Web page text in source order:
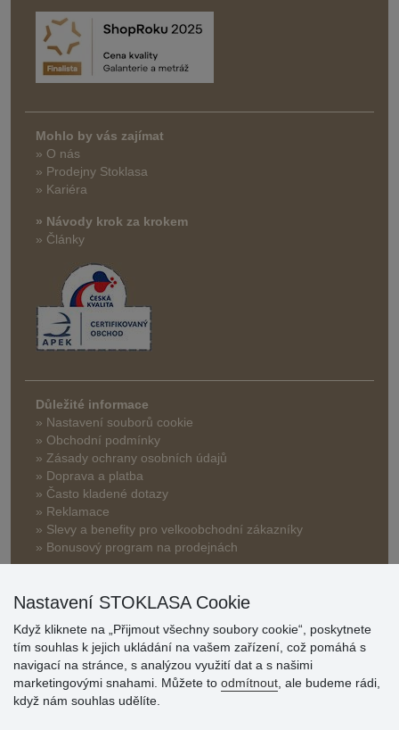
Mohlo by vás zajímat
» O nás
» Prodejny Stoklasa
» Kariéra
» Návody krok za krokem
» Články
Důležité informace
» Nastavení souborů cookie
» Obchodní podmínky
» Zásady ochrany osobních údajů
» Doprava a platba
» Často kladené dotazy
» Reklamace
» Slevy a benefity pro velkoobchodní zákazníky
» Bonusový program na prodejnách
Hodnocení
zákazníků
Nastavení STOKLASA Cookie
Když kliknete na „Přijmout všechny soubory cookie“, poskytnete
tím souhlas k jejich ukládání na vašem zařízení, což pomáhá s
navigací na stránce, s analýzou využití dat a s našimi
marketingovými snahami. Můžete to odmítnout , ale budeme rádi,
když nám souhlas udělíte.